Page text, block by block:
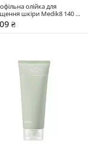
олійка для
шкіри Medik8 140
₴